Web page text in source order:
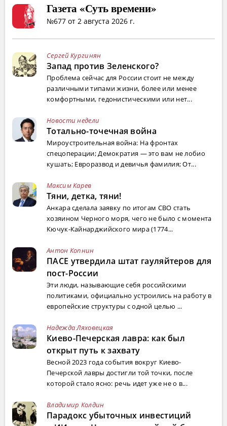
Газета «Суть времени»
№677 от 2 августа 2026 г.
Сергей Кургинян
Запад против Зеленского?
Проблема сейчас для России стоит не между
различными типами жизни, более или менее
комфортными, гедонистическими или нет...
Новости недели
Тотально-точечная война
Мироустроительная война: На фронтах
спецоперации; Демократия — это вам не лобио
кушать; Евроразвод и девичья фамилия; От...
Максим Карев
Тяни, детка, тяни!
Анкара сделала заявку по итогам СВО стать
хозяином Черного моря, чего не было с момента
Кючук-Кайнарджийского мира (1774...
Антон Копнин
ПАСЕ утвердила штат гауляйтеров для
пост-России
Эти люди, называющие себя российскими
политиками, официально устроились на работу в
европейские структуры с одной целью ...
Надежда Ляховецкая
Киево-Печерская лавра: как был
открыт путь к захвату
Весной 2023 года события вокруг Киево-
Печерской лавры достигли той точки, после
которой стало ясно: речь идет уже не о в...
Владимир Колдин
Парадокс убыточных инвестиций